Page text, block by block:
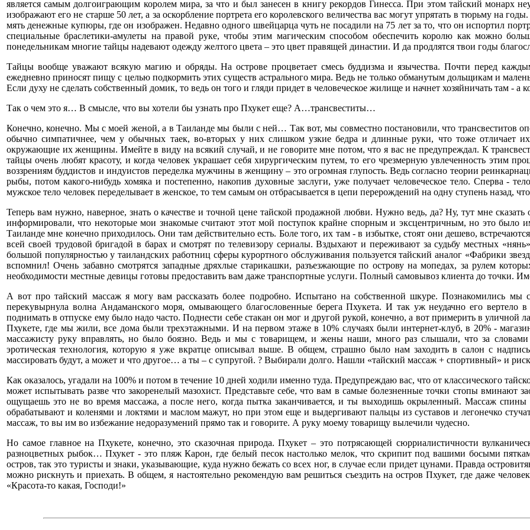
является самым долгоиграющим королем мира, за что и был занесен в книгу рекордов Гинесса. При этом тайский монарх
изображают его не старше 50 лет, а за оскорбление портрета его королевского величества вас могут упрятать в тюрьму на
мять денежные купюры, где он изображен. Недавно одного швейцарца чуть не посадили на 75 лет за то, что он испортил
специальные браслетики-амулеты на правой руке, чтобы этим магическим способом обеспечить королю как можно
понедельникам многие тайцы надевают одежду желтого цвета – это цвет правящей династии. И да продлятся твои годы
Тайцы вообще уважают всякую магию и обряды. На острове процветает смесь буддизма и язычества. Почти перед
ежедневно приносят пищу с целью подкормить этих существ астрального мира. Ведь не только обманутым дольщикам и
Если духу не сделать собственный домик, то ведь он того и гляди придет в человеческое жилище и начнет хозяйничать там - а
Так о чем это я… В смысле, что вы хотели бы узнать про Пхукет еще? А…трансвеститы…
Конечно, конечно. Мы с моей женой, а в Таиланде мы были с ней… Так вот, мы совместно постановили, что трансвеститов
обычно симпатичнее, чем у обычных таек, во-вторых у них слишком узкие бедра и длинные руки, что тоже
окружающие их женщины. Имейте в виду на всякий случай, и не говорите мне потом, что я вас не предупреждал. К
тайцы очень любят красоту, и когда человек украшает себя хирургическим путем, то его чрезмерную увлеченность этим
воззрениям буддистов и индуистов переделка мужчины в женщину – это огромная глупость. Ведь согласно теории
рыбы, потом какого-нибудь хомяка и постепенно, накопив духовные заслуги, уже получает человеческое тело. Сперва
мужское тело человек переделывает в женское, то тем самым он отбрасывается в цепи перерождений на одну ступень назад, что
Теперь вам нужно, наверное, знать о качестве и точной цене тайской продажной любви. Нужно ведь, да? Ну, тут мне
информировали, что некоторые мои знакомые считают этот мой поступок крайне спорным и эксцентричным, но это было
Таиланде мне конечно приходилось. Они там действительно есть. Боле того, их там - в избытке, стоят они дешево,
всей своей трудовой бригадой в барах и смотрят по телевизору сериалы. Вздыхают и переживают за судьбу местных
большой популярностью у таиландских работниц сферы курортного обслуживания пользуется тайский аналог «Фабрики
вспомнил! Очень забавно смотрятся западные дряхлые старикашки, разъезжающие по острову на мопедах, за рулем
необходимости местные девицы готовы предоставить вам даже транспортные услуги. Полный самовывоз клиента до точки.
А вот про тайский массаж я могу вам рассказать более подробно. Испытано на собственной шкуре. Познакомились мы
перекувырнула волна Андаманского моря, омывающего благословенные берега Пхукета. И так уж неудачно его
поднимать в отпуске ему было надо часто. Поднести себе стакан он мог и другой рукой, конечно, а вот примерить в уличной
Пхукете, где мы жили, все дома были трехэтажными. И на первом этаже в 10% случаях были интернет-клуб, в 20% -
массажисту руку вправлять, но было боязно. Ведь и мы с товарищем, и жены наши, много раз слышали, что за словами
эротическая технология, которую я уже вкратце описывал выше. В общем, страшно было нам заходить в салон с
массировать будут, а может и что другое… а ты – с супругой. ? Выбирали долго. Нашли «тайский массаж + спортивный» и
Как оказалось, угадали на 100% и потом в течение 10 дней ходили именно туда. Предупреждаю вас, что от классического
может испытывать разве что закоренелый мазохист. Представьте себе, что вам в самые болезненные точки стопы вминают
ощущаешь это не во время массажа, а после него, когда пытка заканчивается, и ты выходишь окрыленный. Массаж спины
обрабатывают и коленями и локтями и маслом мажут, но при этом еще и выдергивают пальцы из суставов и легонечко
массаж, то вы им во избежание недоразумений прямо так и говорите. А руку моему товарищу вылечили чудесно.
Но самое главное на Пхукете, конечно, это сказочная природа. Пхукет – это потрясающей сюрриалистичности
разноцветных рыбок… Пхукет - это пляж Карон, где белый песок настолько мелок, что скрипит под вашими босыми
остров, так это туристы и знаки, указывающие, куда нужно бежать со всех ног, в случае если придет цунами. Правда
можно рискнуть и приехать. В общем, я настоятельно рекомендую вам решиться съездить на остров Пхукет, где даже человек
«Красота-то какая, Господи!»